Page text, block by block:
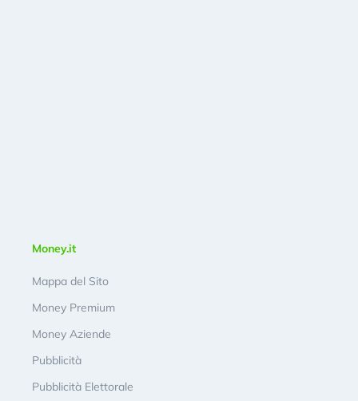
Money.it
Mappa del Sito
Money Premium
Money Aziende
Pubblicità
Pubblicità Elettorale